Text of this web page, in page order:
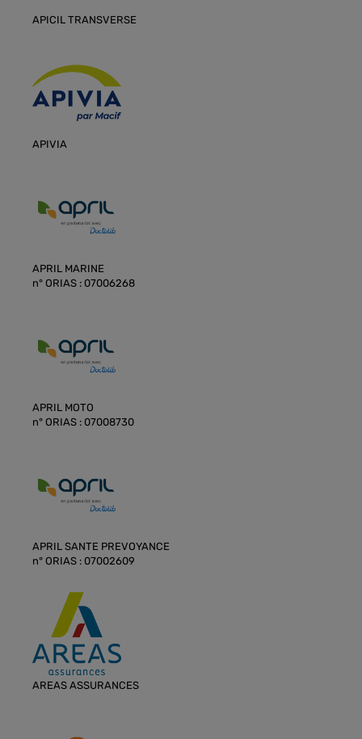
APICIL TRANSVERSE
APIVIA
APRIL MARINE
n° ORIAS : 07006268
APRIL MOTO
n° ORIAS : 07008730
APRIL SANTE PREVOYANCE
n° ORIAS : 07002609
AREAS ASSURANCES